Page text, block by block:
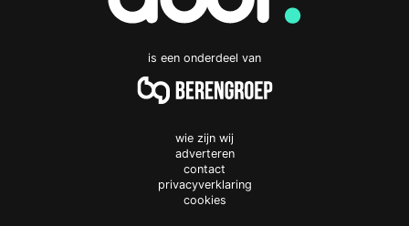
is een onderdeel van
wie zijn wij
adverteren
contact
privacyverklaring
cookies